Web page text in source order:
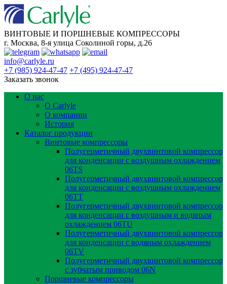
ВИНТОВЫЕ И ПОРШНЕВЫЕ КОМПРЕССОРЫ
г. Москва, 8-я улица Соколиной горы, д.26
info@carlyle.ru
+7 (985) 924-47-47 +7 (495) 924-47-47
Заказать звонок
О нас
О Carlyle
О компании
История
Каталог продукции
Винтовые компрессоры
Полугерметичный двухвинтовой компрессор
для конденсации с воздушным охлаждением
06TS
Полугерметичный двухвинтовой компрессор
для конденсации с воздушным охлаждением
06TT
Полугерметичный двухвинтовой компрессор
для конденсации с воздушным и водяным
охлаждением 06TU
Полугерметичный двухвинтовой компрессор
для конденсации с водяным охлаждением
06TV
Полугерметичный двухвинтовой компрессор
с зубчатым приводом 06N
Поршневые компрессоры